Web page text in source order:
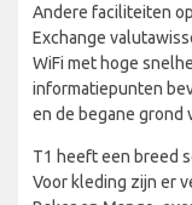
Andere faciliteiten
Exchange
WiFi met hoge
informatiepunten
en de begane grond
T1 heeft een breed
Voor kleding zijn er